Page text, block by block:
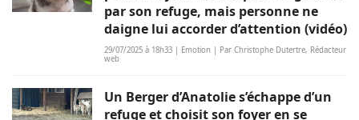
par son refuge, mais personne ne
daigne lui accorder d’attention (vidéo)
29/07/2025 à 18h33 | Emotion | Par Christophe Dutertre, Rédacteur
web
Un Berger d’Anatolie s’échappe d’un
refuge et choisit son foyer en se